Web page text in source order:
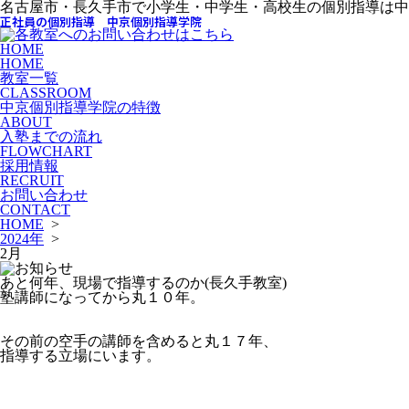
名古屋市・長久手市で小学生・中学生・高校生の個別指導は中
正社員の個別指導 中京個別指導学院
HOME
HOME
教室一覧
CLASSROOM
中京個別指導学院の特徴
ABOUT
入塾までの流れ
FLOWCHART
採用情報
RECRUIT
お問い合わせ
CONTACT
HOME >
2024年 >
2月
あと何年、現場で指導するのか(長久手教室)
塾講師になってから丸１０年。
その前の空手の講師を含めると丸１７年、
指導する立場にいます。